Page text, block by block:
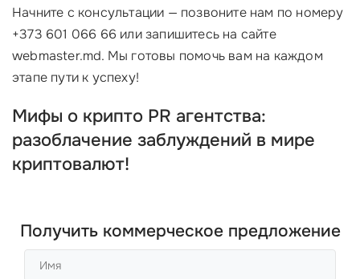
Начните с консультации — позвоните нам по номеру
+373 601 066 66 или запишитесь на сайте
webmaster.md. Мы готовы помочь вам на каждом
этапе пути к успеху!
Мифы о крипто PR агентства:
разоблачение заблуждений в мире
криптовалют!
Получить коммерческое предложение